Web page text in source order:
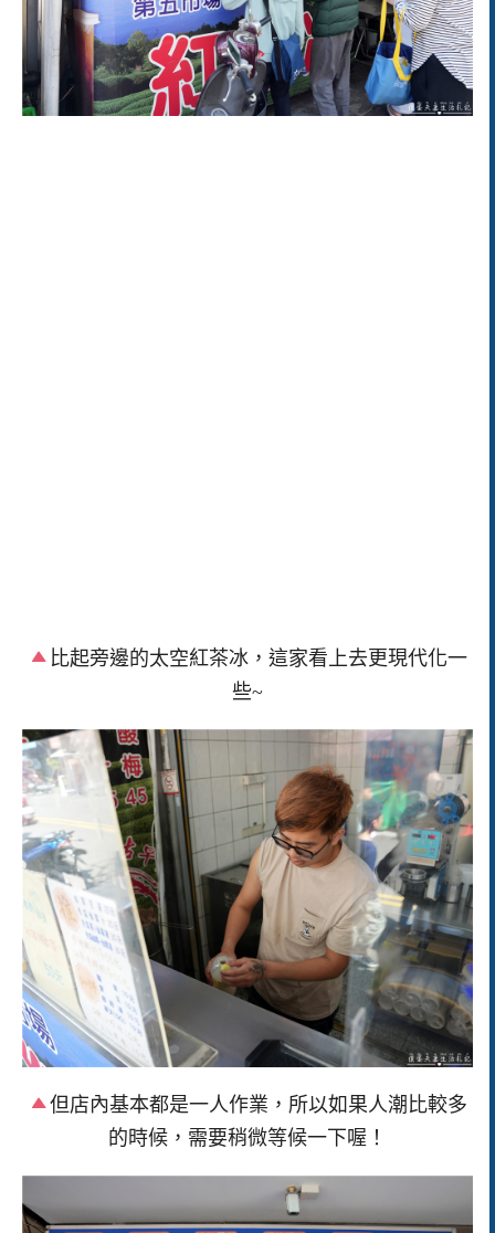
比起旁邊的太空紅茶冰，這家看上去更現代化一
些~
但店內基本都是一人作業，所以如果人潮比較多
的時候，需要稍微等候一下喔！